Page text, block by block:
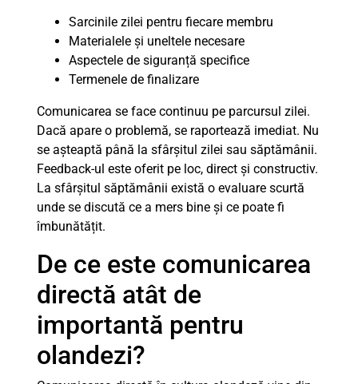
Sarcinile zilei pentru fiecare membru
Materialele și uneltele necesare
Aspectele de siguranță specifice
Termenele de finalizare
Comunicarea se face continuu pe parcursul zilei.
Dacă apare o problemă, se raportează imediat. Nu
se așteaptă până la sfârșitul zilei sau săptămânii.
Feedback-ul este oferit pe loc, direct și constructiv.
La sfârșitul săptămânii există o evaluare scurtă
unde se discută ce a mers bine și ce poate fi
îmbunătățit.
De ce este comunicarea
directă atât de
importantă pentru
olandezi?